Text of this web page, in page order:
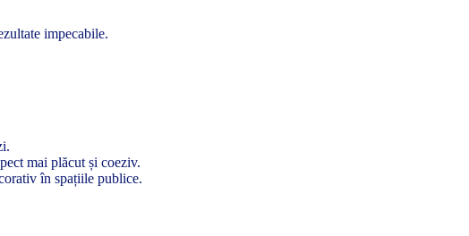
impecabile.
mai plăcut și coeziv.
în spațiile publice.